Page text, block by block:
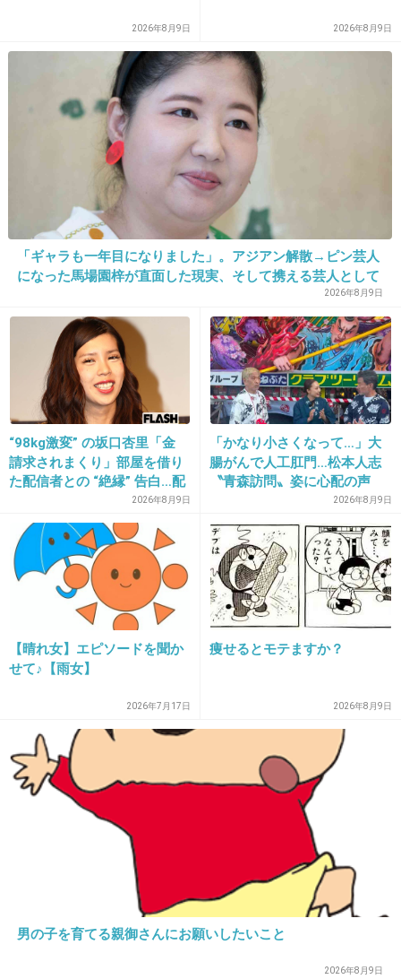
1年生の時から、ゲームやりたいとかでよその
お宅にお邪魔して遊ぶみたいのはあったから
逆にうちにもたくさん来たけれど、みんなお菓
子とか持ってきてくれてたから、親が知らない
子はいなかったと思う
-0
2026/07/08(水) 17:49:03
お友達のお母さんにお礼言いたいから連絡先教えてもらっ
てきてねって言う
+3 -0
20. 匿名2026/07/08(水) 17:49:09
意外に外では皆しっかり挨拶してるよ
保護者の連絡先知らない子の家に行き来もするけど、運動
会とか行事でお礼は言う
挨拶だけではなく「トイレ貸して下さい」もきちんと言う
スナック菓子でも持たせればいいよ
21. 匿名 2026/07/08(水) 17:49:26
ちゃんと挨拶と靴は揃えなさい！
これだけは言ってる
いろんな子の家に言ってるから、把握しきれてない
そのうちのよく行く家のお母さんには連絡してるよ
2026年8月9日 2026年8月9日
「ギャラも一年目になりました」。アジアン解散→ピン芸人
になった馬場園梓が直面した現実、そして携える芸人として
2026年8月9日
“98kg激変” の坂口杏里「金
請求されまくり」部屋を借り
た配信者との “絶縁” 告白…配
信者側は「逃げられた」荷物
放置に怒り心頭
2026年8月9日
「かなり小さくなって…」大
腸がんで人工肛門…松本人志
〝青森訪問〟姿に心配の声
続々「脂肪のない感じが痛ま
しい」「無理せずに」
2026年8月9日
【晴れ女】エピソードを聞か
せて♪【雨女】
2026年7月17日
痩せるとモテますか？
2026年8月9日
男の子を育てる親御さんにお願いしたいこと
2026年8月9日